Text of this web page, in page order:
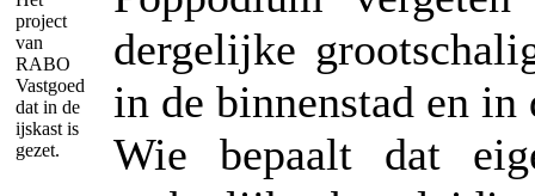
project
van
RABO
Vastgoed
dat in de
ijskast is
gezet.
dergelijke
in de binnenstad en
Wie bepaalt dat